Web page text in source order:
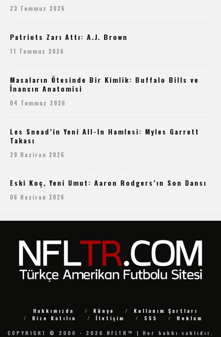
23 Temmuz 2026
Patriots Zarı Attı: A.J. Brown
11 Temmuz 2026
Masaların Ötesinde Bir Kimlik: Buffalo Bills ve
İnancın Anatomisi
04 Temmuz 2026
Les Snead’in Yeni All-In Hamlesi: Myles Garrett
Takası
29 Haziran 2026
Eski Koç, Yeni Umut: Aaron Rodgers’ın Son Dansı
06 Haziran 2026
Hakkımızda Künye
Kullanım Şartları
Bize Katılın
İletişim SSS
Reklam
COPYRIGHT © 2006 - 2026 NFLTR™ | Her hakkı saklıdır.